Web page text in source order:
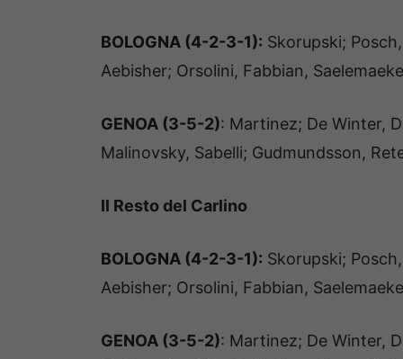
BOLOGNA (4-2-3-1): Skorupski;
Aebisher; Orsolini, Fabbian,
GENOA (3-5-2): Martinez; De Winter,
Malinovsky, Sabelli; Gudmundsson,
Il Resto del Carlino
BOLOGNA (4-2-3-1): Skorupski;
Aebisher; Orsolini, Fabbian,
GENOA (3-5-2): Martinez; De Winter,